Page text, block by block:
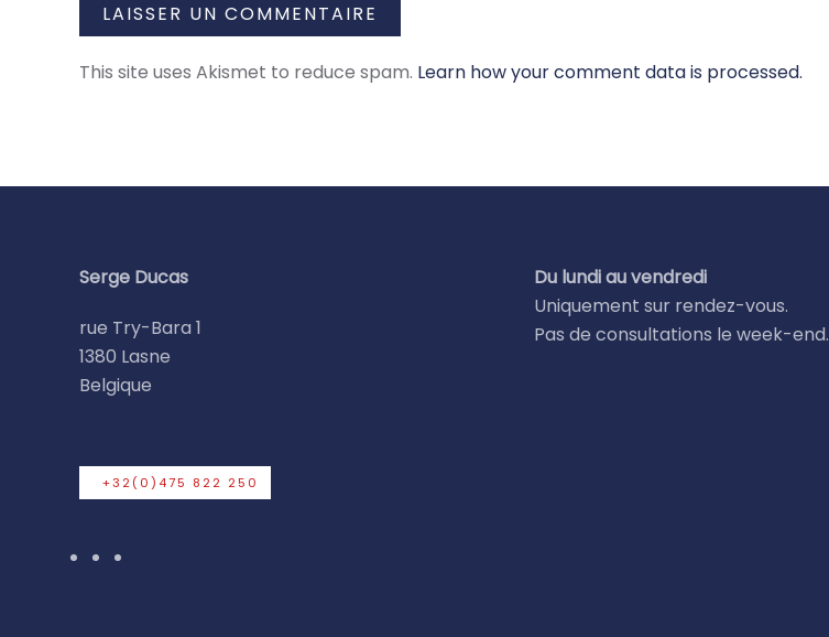
LAISSER UN COMMENTAIRE
This site uses Akismet to reduce spam. Learn how your comment data is processed.
Serge Ducas
rue Try-Bara 1
1380 Lasne
Belgique
+32(0)475 822 250
Du lundi au vendredi
Uniquement sur rendez-vous.
Pas de consultations le week-end.